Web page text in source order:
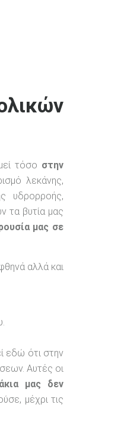
τόσο στην
λεκάνης,
υδρορροής,
τα βυτία μας
μας σε
αλλά και
εδώ ότι στην
Αυτές οι
μας δεν
μέχρι τις